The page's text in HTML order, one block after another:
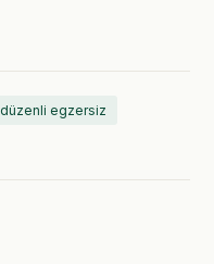
düzenli egzersiz